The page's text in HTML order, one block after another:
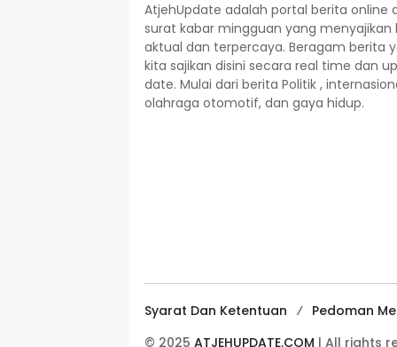
AtjehUpdate adalah portal berita online
surat kabar mingguan yang menyajikan
aktual dan terpercaya. Beragam berita
kita sajikan disini secara real time dan
date. Mulai dari berita Politik ,
olahraga otomotif, dan gaya hidup.
Syarat Dan Ketentuan
Pedoman
© 2025 ATJEHUPDATE.COM | All rights